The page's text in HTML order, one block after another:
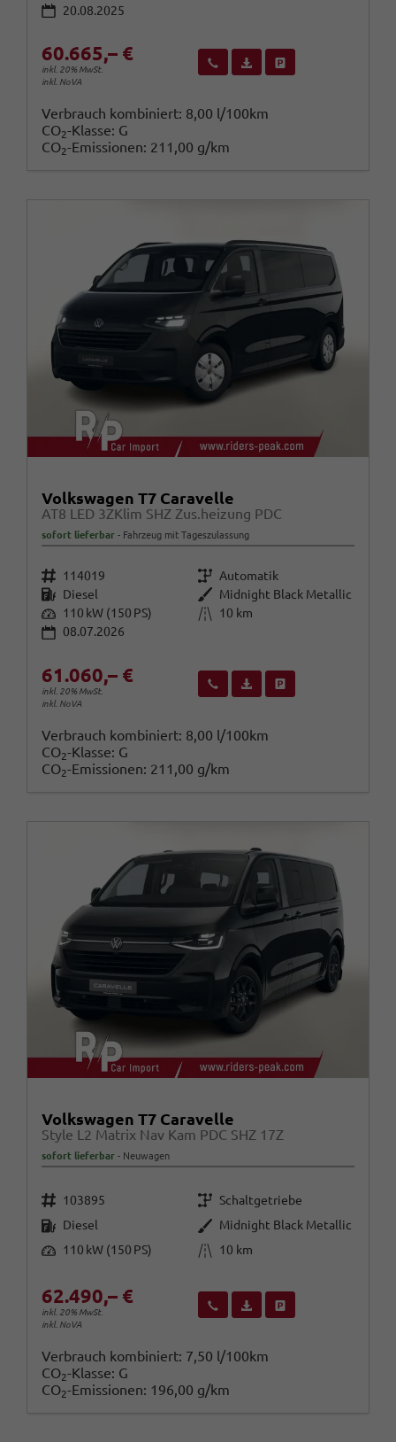
20.08.2025
60.665,– €
inkl. 20% MwSt.
inkl. NoVA
Wir rufen Sie anFahrzeugexposé (PDF)
Verbrauch kombiniert: 8,00 l/100km
CO2-Klasse: G
CO2-Emissionen: 211,00 g/km
Volkswagen T7 Caravelle
AT8 LED 3ZKlim SHZ Zus.heizung PDC
sofort lieferbar Fahrzeug mit Tageszulassung
Fahrzeugnr. 114019 Getriebe Automatik
Kraftstoff Diesel Außenfarbe
Midnight Black Metallic
Leistung 110 kW (150 PS) Kilometerstand
10 km
08.07.2026
61.060,– €
inkl. 20% MwSt.
inkl. NoVA
Wir rufen Sie anFahrzeugexposé (PDF)
Verbrauch kombiniert: 8,00 l/100km
CO2-Klasse: G
CO2-Emissionen: 211,00 g/km
Volkswagen T7 Caravelle
Style L2 Matrix Nav Kam PDC SHZ 17Z
sofort lieferbar Neuwagen
Fahrzeugnr. 103895 Getriebe Schaltgetriebe
Kraftstoff Diesel Außenfarbe Midnight Black Metallic
Leistung 110 kW (150 PS) Kilometerstand 10 km
62.490,– €
inkl. 20% MwSt.
inkl. NoVA
Wir rufen Sie anFahrzeugexposé (PDF)
Verbrauch kombiniert: 7,50 l/100km
CO2-Klasse: G
CO2-Emissionen: 196,00 g/km